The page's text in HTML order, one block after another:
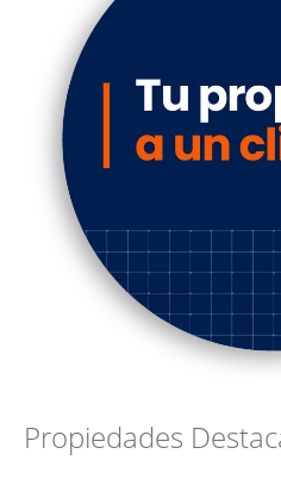
Propiedades